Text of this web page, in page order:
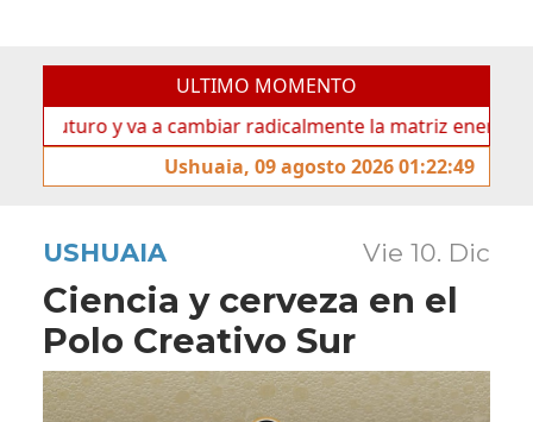
ULTIMO MOMENTO
y va a cambiar radicalmente la matriz energética de
Ushuaia, 09 agosto 2026 01:22:49
USHUAIA Vie 10. Dic
Ciencia y cerveza en el
Polo Creativo Sur